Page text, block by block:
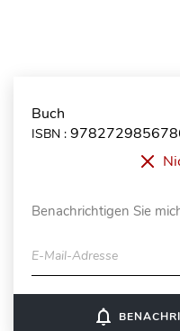
Buch
ISBN :
Benachrichtigen Sie
E-Mail-Adresse
notifications_none